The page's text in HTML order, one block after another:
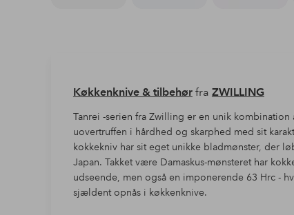
Køkkenknive & tilbehørfra ZWILLING
Tanrei -serien fra Zwilling er en unik
uovertruffen i hårdhed og skarphed med sit
kokkekniv har sit eget unikke bladmønster, der
Japan. Takket være Damaskus-mønsteret har
udseende, men også en imponerende 63 Hrc -
sjældent opnås i køkkenknive.